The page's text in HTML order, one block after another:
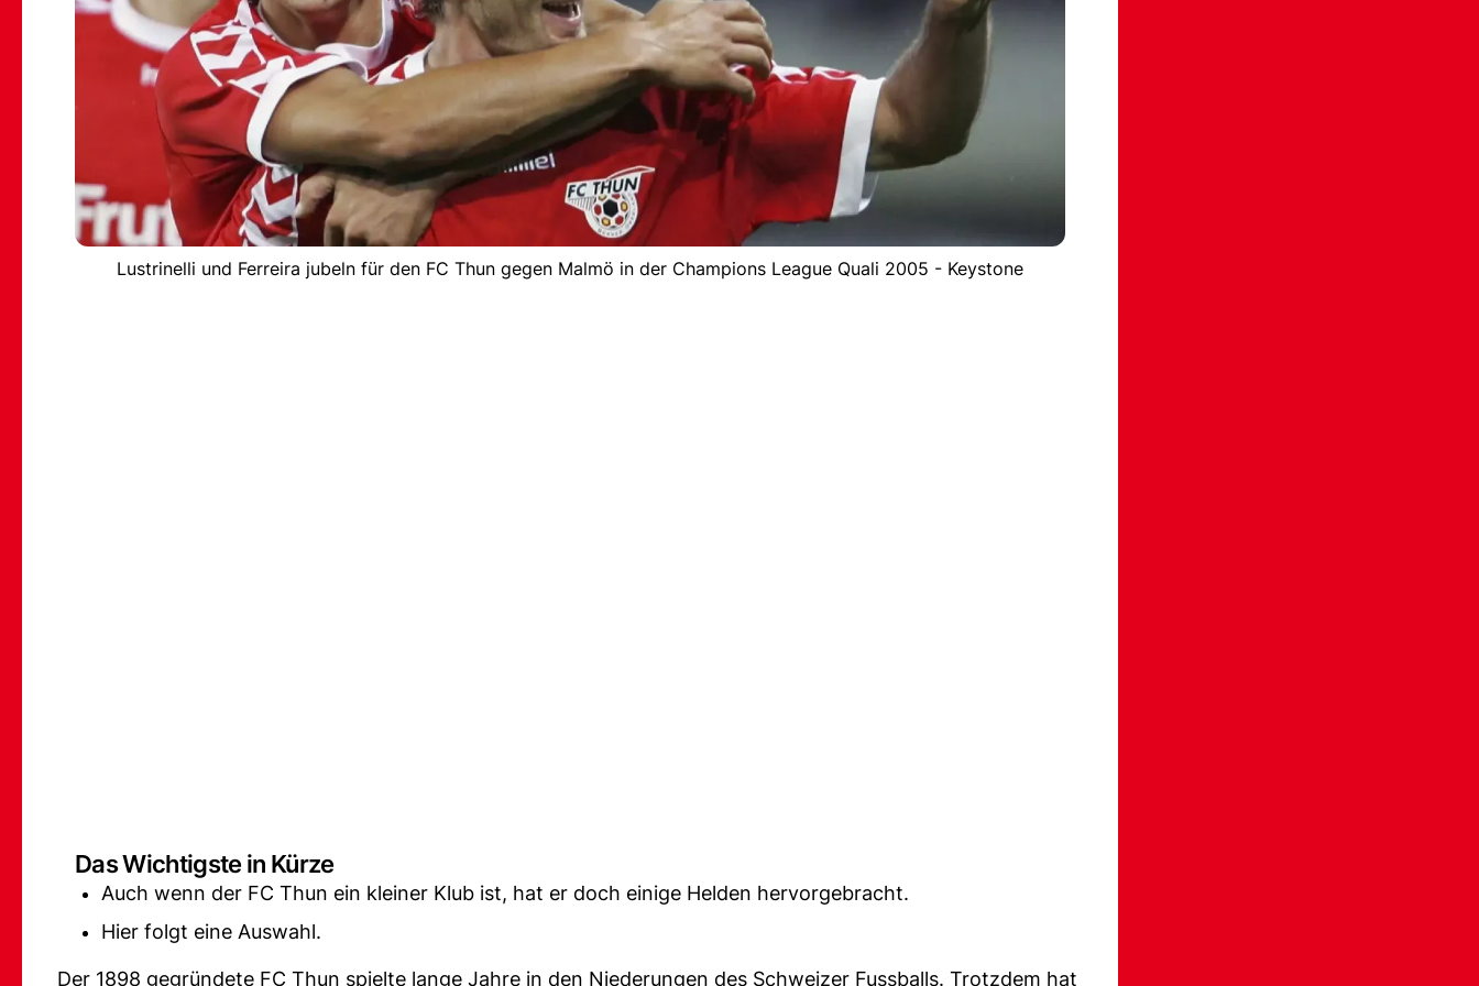
Lustrinelli und Ferreira jubeln für den FC Thun gegen Malmö in der Champions League Quali 2005 - Keystone
Das Wichtigste in Kürze
Auch wenn der FC Thun ein kleiner Klub ist, hat er doch einige Helden hervorgebracht.
Hier folgt eine Auswahl.
Der 1898 gegründete FC Thun spielte lange Jahre in den Niederungen des Schweizer Fussballs. Trotzdem hat